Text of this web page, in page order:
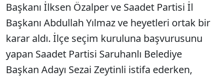
Başkanı İlksen Özalper ve Saadet Partisi İl
Başkanı Abdullah Yılmaz ve heyetleri ortak bir
karar aldı. İlçe seçim kuruluna başvurusunu
yapan Saadet Partisi Saruhanlı Belediye
Başkan Adayı Sezai Zeytinli istifa ederken,